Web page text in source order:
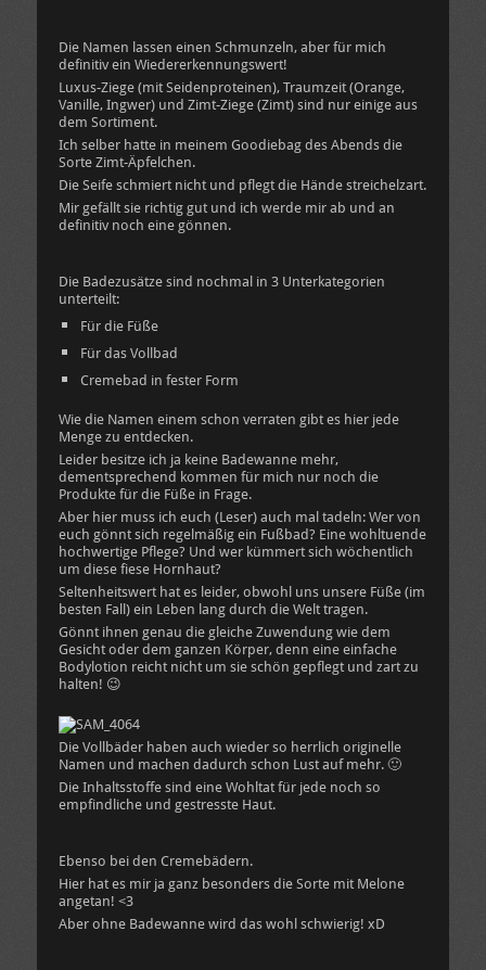
Die Namen lassen einen Schmunzeln, aber für mich
definitiv ein Wiedererkennungswert!
Luxus-Ziege (mit Seidenproteinen), Traumzeit (Orange,
Vanille, Ingwer) und Zimt-Ziege (Zimt) sind nur einige aus
dem Sortiment.
Ich selber hatte in meinem Goodiebag des Abends die
Sorte Zimt-Äpfelchen.
Die Seife schmiert nicht und pflegt die Hände streichelzart.
Mir gefällt sie richtig gut und ich werde mir ab und an
definitiv noch eine gönnen.
Die Badezusätze sind nochmal in 3 Unterkategorien
unterteilt:
Für die Füße
Für das Vollbad
Cremebad in fester Form
Wie die Namen einem schon verraten gibt es hier jede
Menge zu entdecken.
Leider besitze ich ja keine Badewanne mehr,
dementsprechend kommen für mich nur noch die
Produkte für die Füße in Frage.
Aber hier muss ich euch (Leser) auch mal tadeln: Wer von
euch gönnt sich regelmäßig ein Fußbad? Eine wohltuende
hochwertige Pflege? Und wer kümmert sich wöchentlich
um diese fiese Hornhaut?
Seltenheitswert hat es leider, obwohl uns unsere Füße (im
besten Fall) ein Leben lang durch die Welt tragen.
Gönnt ihnen genau die gleiche Zuwendung wie dem
Gesicht oder dem ganzen Körper, denn eine einfache
Bodylotion reicht nicht um sie schön gepflegt und zart zu
halten! 😉
Die Vollbäder haben auch wieder so herrlich originelle
Namen und machen dadurch schon Lust auf mehr. 🙂
Die Inhaltsstoffe sind eine Wohltat für jede noch so
empfindliche und gestresste Haut.
Ebenso bei den Cremebädern.
Hier hat es mir ja ganz besonders die Sorte mit Melone
angetan! <3
Aber ohne Badewanne wird das wohl schwierig! xD